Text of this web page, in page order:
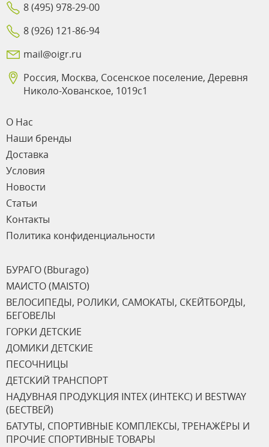
8 (495) 978-29-00
8 (926) 121-86-94
mail@oigr.ru
Россия, Москва, Сосенское поселение, Деревня
Николо-Хованское, 1019с1
О Нас
Наши бренды
Доставка
Условия
Новости
Статьи
Контакты
Политика конфиденциальности
БУРАГО (Bburago)
МАИСТО (MAISTO)
ВЕЛОСИПЕДЫ, РОЛИКИ, САМОКАТЫ, СКЕЙТБОРДЫ,
БЕГОВЕЛЫ
ГОРКИ ДЕТСКИЕ
ДОМИКИ ДЕТСКИЕ
ПЕСОЧНИЦЫ
ДЕТСКИЙ ТРАНСПОРТ
НАДУВНАЯ ПРОДУКЦИЯ INTEX (ИНТЕКС) И BESTWAY
(БЕСТВЕЙ)
БАТУТЫ, СПОРТИВНЫЕ КОМПЛЕКСЫ, ТРЕНАЖЁРЫ И
ПРОЧИЕ СПОРТИВНЫЕ ТОВАРЫ